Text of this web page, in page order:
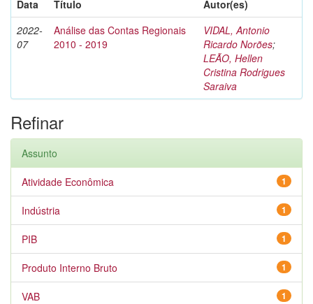
Data
Título
Autor(es)
2022-
07
Análise das Contas Regionais
2010 - 2019
VIDAL, Antonio
Ricardo Norões;
LEÃO, Hellen
Cristina Rodrigues
Saraiva
Refinar
Assunto
1
Atividade Econômica
1
Indústria
1
PIB
1
Produto Interno Bruto
1
VAB